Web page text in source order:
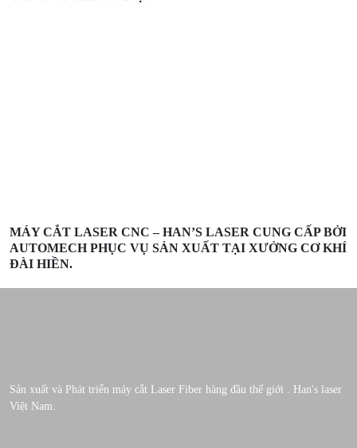
MÁY CẮT LASER CNC – HAN’S LASER CUNG CẤP BỞI
AUTOMECH PHỤC VỤ SẢN XUẤT TẠI XƯỞNG CƠ KHÍ
ĐÀI HIỀN.
Sản xuất và Phát triển máy cắt Laser Fiber hàng đầu thế giới . Han's laser
Việt Nam.